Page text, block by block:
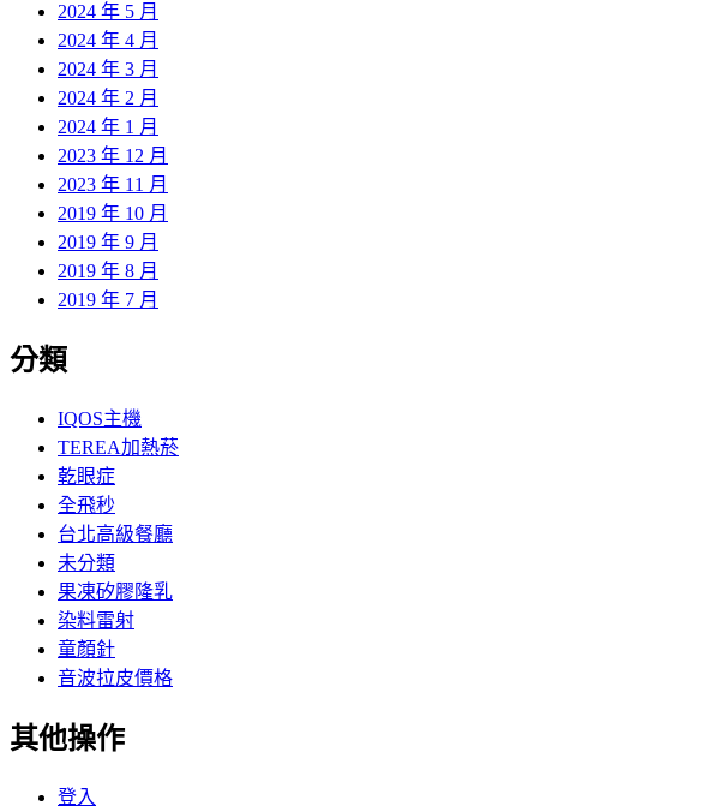
2024 年 5 月
2024 年 4 月
2024 年 3 月
2024 年 2 月
2024 年 1 月
2023 年 12 月
2023 年 11 月
2019 年 10 月
2019 年 9 月
2019 年 8 月
2019 年 7 月
分類
IQOS主機
TEREA加熱菸
乾眼症
全飛秒
台北高級餐廳
未分類
果凍矽膠隆乳
染料雷射
童顏針
音波拉皮價格
其他操作
登入